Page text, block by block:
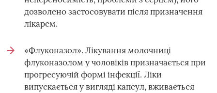
дозволено застосовувати після призначення
лікарем.
«Флуконазол». Лікування молочниці
флуконазолом у чоловіків призначається при
прогресуючій формі інфекції. Ліки
випускається у вигляді капсул, вживається